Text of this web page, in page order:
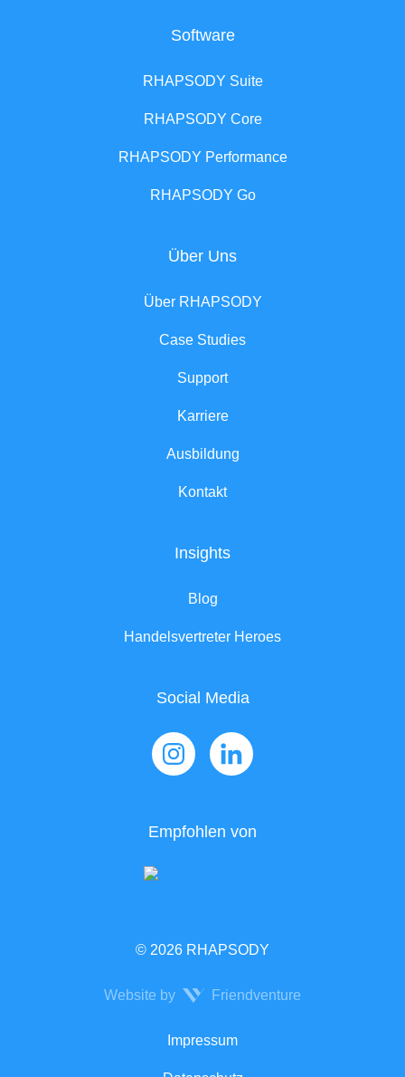
Software
RHAPSODY Suite
RHAPSODY Core
RHAPSODY Performance
RHAPSODY Go
Über Uns
Über RHAPSODY
Case Studies
Support
Karriere
Ausbildung
Kontakt
Insights
Blog
Handelsvertreter Heroes
Social Media
Empfohlen von
© 2026 RHAPSODY
Website by Friendventure
Impressum